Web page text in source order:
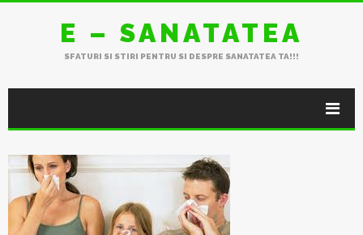
E – SANATATEA
SFATURI SI STIRI PENTRU SI DESPRE SANATATEA TA!!!